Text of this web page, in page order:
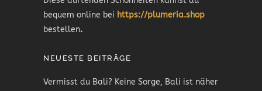
bequem online bei https://plumeria.shop
bestellen.
NEUESTE BEITRÄGE
Vermisst du Bali? Keine Sorge, Bali ist näher